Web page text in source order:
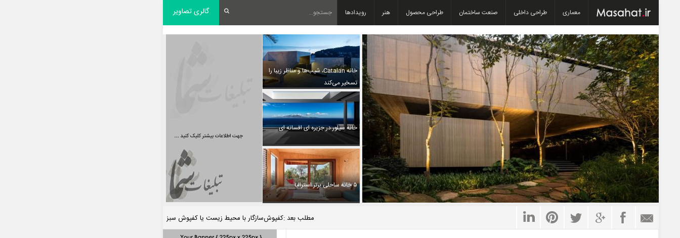
معماری طراحی داخلی صنعت ساختمان طراحی محصول هنر رویدادها گالری تصاویر
خانه Catalan، شیب‌ها و مناظر زیبا را
تسخیر می‌کند
خانه سیلور در جزیره ای افسانه ای
۵ خانه ساحلی برتر استرالیا
مطلب بعد :کفپوش‌سازگار با محیط زیست یا کفپوش سبز